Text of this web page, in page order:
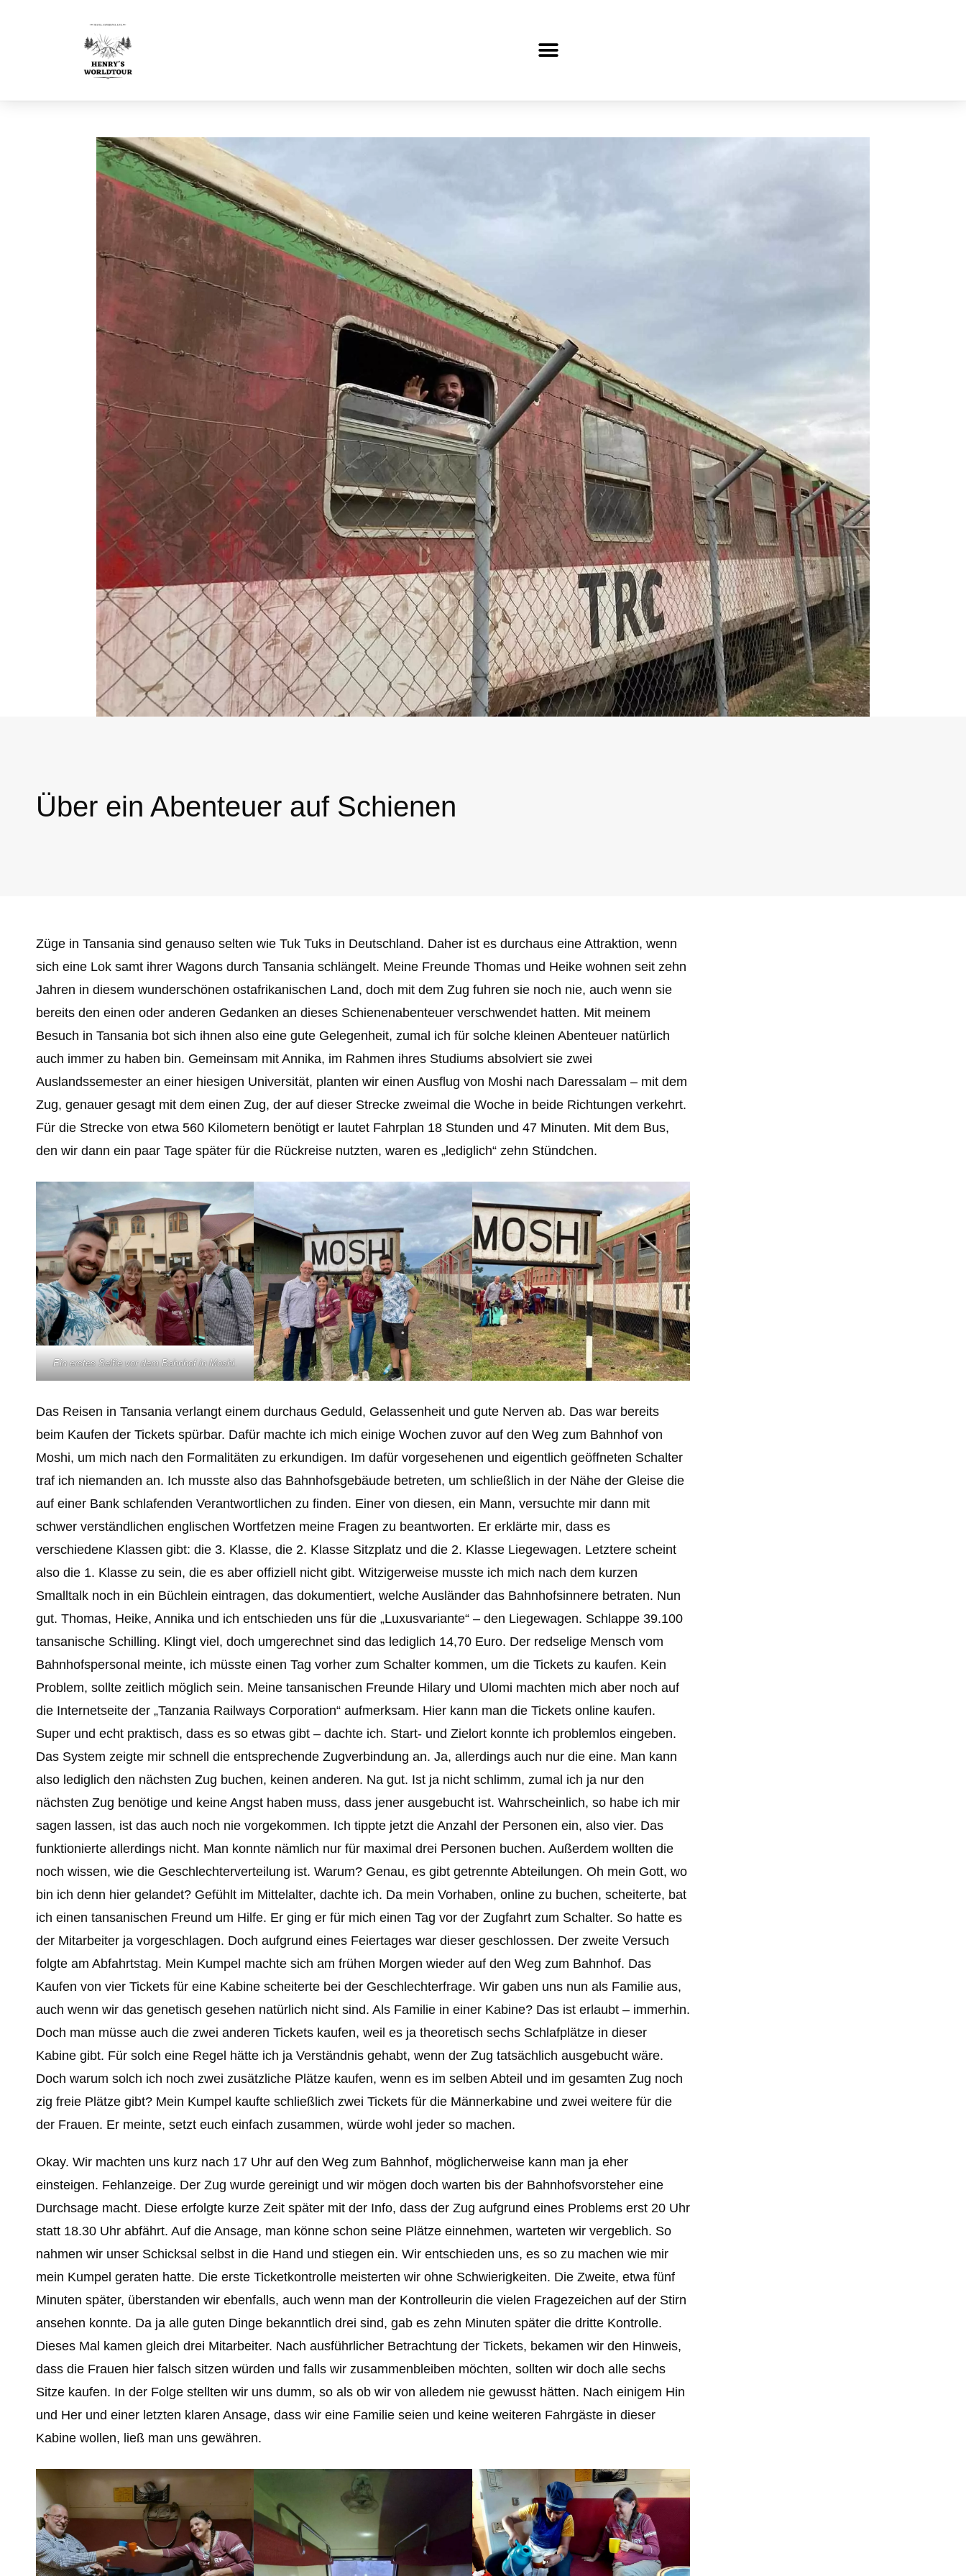
Über ein Abenteuer auf Schienen
Züge in Tansania sind genauso selten wie Tuk Tuks in Deutschland. Daher ist es durchaus eine Attraktion, wenn
sich eine Lok samt ihrer Wagons durch Tansania schlängelt. Meine Freunde Thomas und Heike wohnen seit zehn
Jahren in diesem wunderschönen ostafrikanischen Land, doch mit dem Zug fuhren sie noch nie, auch wenn sie
bereits den einen oder anderen Gedanken an dieses Schienenabenteuer verschwendet hatten. Mit meinem
Besuch in Tansania bot sich ihnen also eine gute Gelegenheit, zumal ich für solche kleinen Abenteuer natürlich
auch immer zu haben bin. Gemeinsam mit Annika, im Rahmen ihres Studiums absolviert sie zwei
Auslandssemester an einer hiesigen Universität, planten wir einen Ausflug von Moshi nach Daressalam – mit dem
Zug, genauer gesagt mit dem einen Zug, der auf dieser Strecke zweimal die Woche in beide Richtungen verkehrt.
Für die Strecke von etwa 560 Kilometern benötigt er lautet Fahrplan 18 Stunden und 47 Minuten. Mit dem Bus,
den wir dann ein paar Tage später für die Rückreise nutzten, waren es „lediglich“ zehn Stündchen.
Ein erstes Selfie vor dem Bahnhof in Moshi.
Das Reisen in Tansania verlangt einem durchaus Geduld, Gelassenheit und gute Nerven ab. Das war bereits
beim Kaufen der Tickets spürbar. Dafür machte ich mich einige Wochen zuvor auf den Weg zum Bahnhof von
Moshi, um mich nach den Formalitäten zu erkundigen. Im dafür vorgesehenen und eigentlich geöffneten Schalter
traf ich niemanden an. Ich musste also das Bahnhofsgebäude betreten, um schließlich in der Nähe der Gleise die
auf einer Bank schlafenden Verantwortlichen zu finden. Einer von diesen, ein Mann, versuchte mir dann mit
schwer verständlichen englischen Wortfetzen meine Fragen zu beantworten. Er erklärte mir, dass es
verschiedene Klassen gibt: die 3. Klasse, die 2. Klasse Sitzplatz und die 2. Klasse Liegewagen. Letztere scheint
also die 1. Klasse zu sein, die es aber offiziell nicht gibt. Witzigerweise musste ich mich nach dem kurzen
Smalltalk noch in ein Büchlein eintragen, das dokumentiert, welche Ausländer das Bahnhofsinnere betraten. Nun
gut. Thomas, Heike, Annika und ich entschieden uns für die „Luxusvariante“ – den Liegewagen. Schlappe 39.100
tansanische Schilling. Klingt viel, doch umgerechnet sind das lediglich 14,70 Euro. Der redselige Mensch vom
Bahnhofspersonal meinte, ich müsste einen Tag vorher zum Schalter kommen, um die Tickets zu kaufen. Kein
Problem, sollte zeitlich möglich sein. Meine tansanischen Freunde Hilary und Ulomi machten mich aber noch auf
die Internetseite der „Tanzania Railways Corporation“ aufmerksam. Hier kann man die Tickets online kaufen.
Super und echt praktisch, dass es so etwas gibt – dachte ich. Start- und Zielort konnte ich problemlos eingeben.
Das System zeigte mir schnell die entsprechende Zugverbindung an. Ja, allerdings auch nur die eine. Man kann
also lediglich den nächsten Zug buchen, keinen anderen. Na gut. Ist ja nicht schlimm, zumal ich ja nur den
nächsten Zug benötige und keine Angst haben muss, dass jener ausgebucht ist. Wahrscheinlich, so habe ich mir
sagen lassen, ist das auch noch nie vorgekommen. Ich tippte jetzt die Anzahl der Personen ein, also vier. Das
funktionierte allerdings nicht. Man konnte nämlich nur für maximal drei Personen buchen. Außerdem wollten die
noch wissen, wie die Geschlechterverteilung ist. Warum? Genau, es gibt getrennte Abteilungen. Oh mein Gott, wo
bin ich denn hier gelandet? Gefühlt im Mittelalter, dachte ich. Da mein Vorhaben, online zu buchen, scheiterte, bat
ich einen tansanischen Freund um Hilfe. Er ging er für mich einen Tag vor der Zugfahrt zum Schalter. So hatte es
der Mitarbeiter ja vorgeschlagen. Doch aufgrund eines Feiertages war dieser geschlossen. Der zweite Versuch
folgte am Abfahrtstag. Mein Kumpel machte sich am frühen Morgen wieder auf den Weg zum Bahnhof. Das
Kaufen von vier Tickets für eine Kabine scheiterte bei der Geschlechterfrage. Wir gaben uns nun als Familie aus,
auch wenn wir das genetisch gesehen natürlich nicht sind. Als Familie in einer Kabine? Das ist erlaubt – immerhin.
Doch man müsse auch die zwei anderen Tickets kaufen, weil es ja theoretisch sechs Schlafplätze in dieser
Kabine gibt. Für solch eine Regel hätte ich ja Verständnis gehabt, wenn der Zug tatsächlich ausgebucht wäre.
Doch warum solch ich noch zwei zusätzliche Plätze kaufen, wenn es im selben Abteil und im gesamten Zug noch
zig freie Plätze gibt? Mein Kumpel kaufte schließlich zwei Tickets für die Männerkabine und zwei weitere für die
der Frauen. Er meinte, setzt euch einfach zusammen, würde wohl jeder so machen.
Okay. Wir machten uns kurz nach 17 Uhr auf den Weg zum Bahnhof, möglicherweise kann man ja eher
einsteigen. Fehlanzeige. Der Zug wurde gereinigt und wir mögen doch warten bis der Bahnhofsvorsteher eine
Durchsage macht. Diese erfolgte kurze Zeit später mit der Info, dass der Zug aufgrund eines Problems erst 20 Uhr
statt 18.30 Uhr abfährt. Auf die Ansage, man könne schon seine Plätze einnehmen, warteten wir vergeblich. So
nahmen wir unser Schicksal selbst in die Hand und stiegen ein. Wir entschieden uns, es so zu machen wie mir
mein Kumpel geraten hatte. Die erste Ticketkontrolle meisterten wir ohne Schwierigkeiten. Die Zweite, etwa fünf
Minuten später, überstanden wir ebenfalls, auch wenn man der Kontrolleurin die vielen Fragezeichen auf der Stirn
ansehen konnte. Da ja alle guten Dinge bekanntlich drei sind, gab es zehn Minuten später die dritte Kontrolle.
Dieses Mal kamen gleich drei Mitarbeiter. Nach ausführlicher Betrachtung der Tickets, bekamen wir den Hinweis,
dass die Frauen hier falsch sitzen würden und falls wir zusammenbleiben möchten, sollten wir doch alle sechs
Sitze kaufen. In der Folge stellten wir uns dumm, so als ob wir von alledem nie gewusst hätten. Nach einigem Hin
und Her und einer letzten klaren Ansage, dass wir eine Familie seien und keine weiteren Fahrgäste in dieser
Kabine wollen, ließ man uns gewähren.